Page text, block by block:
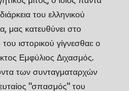
του ελληνικού
μας κατευθύνει στο
ιστορικού γίγνεσθαι: ο
Εμφύλιος Διχασμός.
των συνταγματαρχών
"σπασμός" του